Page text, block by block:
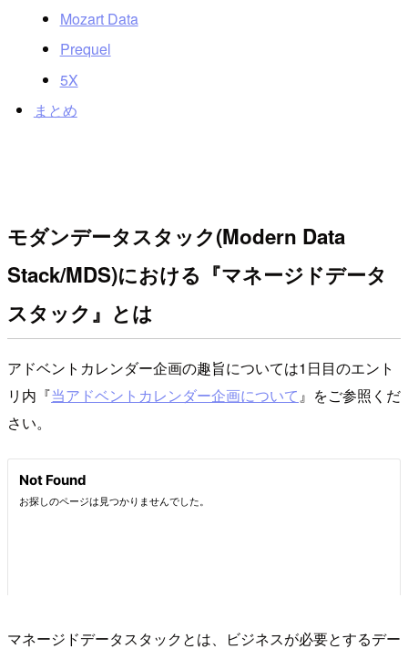
Mozart Data
Prequel
5X
まとめ
モダンデータスタック(Modern Data
Stack/MDS)における『マネージドデータ
スタック』とは
アドベントカレンダー企画の趣旨については1日目のエント
リ内『当アドベントカレンダー企画について』をご参照くだ
さい。
マネージドデータスタックとは、ビジネスが必要とするデー